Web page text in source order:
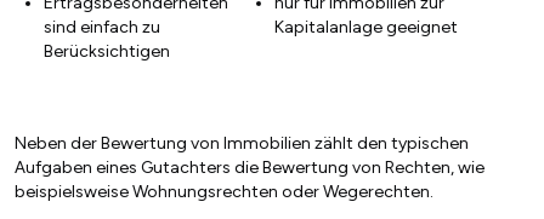
sind einfach zu
Berücksichtigen
Kapitalanlage geeignet
Neben der Bewertung von Immobilien zählt den typischen
Aufgaben eines Gutachters die Bewertung von Rechten, wie
beispielsweise Wohnungsrechten oder Wegerechten.